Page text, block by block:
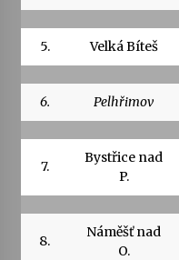
5. Velká Bíteš
6. Pelhřimov
7.
Bystřice nad
P.
8.
Náměšť nad
O.